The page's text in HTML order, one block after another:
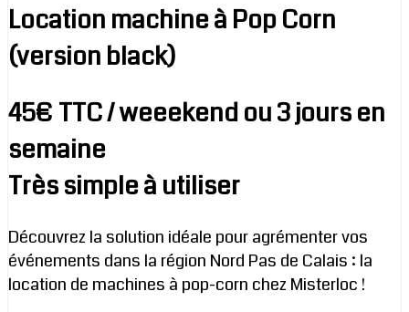
Location machine à Pop Corn
(version black)
45€ TTC / weeekend ou 3 jours en
semaine
Très simple à utiliser
Découvrez la solution idéale pour agrémenter vos
événements dans la région Nord Pas de Calais : la
location de machines à pop-corn chez Misterloc !